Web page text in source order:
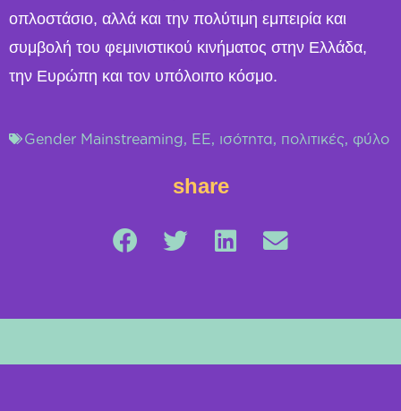
οπλοστάσιο, αλλά και την πολύτιμη εμπειρία και
συμβολή του φεμινιστικού κινήματος στην Ελλάδα,
την Ευρώπη και τον υπόλοιπο κόσμο.
Gender Mainstreaming, ΕΕ, ισότητα, πολιτικές, φύλο
share